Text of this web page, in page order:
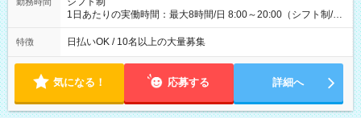
1日あたりの実働時間：最大8時間/日 8:00～20:00（シフト制/実
働8時間） ※週5日勤務（場所次第では週4も有り） ※配達状況
によって時間外での勤務可能性有り ※案件により多少の前後あ
特徴 日払いOK / 10名以上の大量募集
気になる！ 応募する 詳細へ